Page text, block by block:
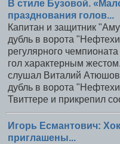
В стиле Бузовой.
празднования голов...
Капитан и защитник
дубль в ворота
регулярного
гол характерным
слушал Виталий
дубль в ворота
Твиттере и прикрепил
Игорь Есмантович:
приглашены...